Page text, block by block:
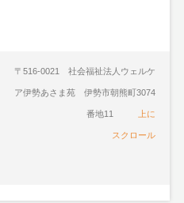
〒516-0021 社会福祉法人ウェルケ
ア伊勢あさま苑 伊勢市朝熊町3074
番地11 上に
スクロール